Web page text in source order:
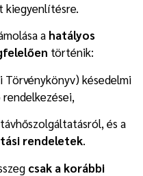
kiegyenlítésre.
a hatályos
történik:
Törvénykönyv) késedelmi
és a
rendeletek.
csak a korábbi